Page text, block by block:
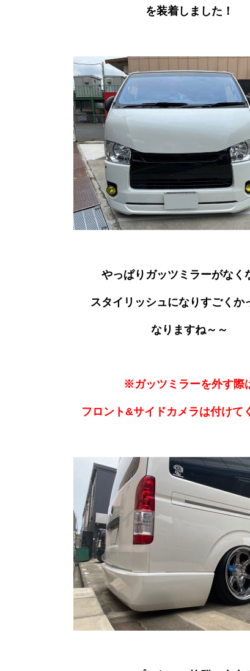
を装着しました！
やっぱりガッツミラーがなく
スタイリッシュになりすごくか
なりますね～～
※ガッツミラーを外す際
フロント&サイドカメラは付けて